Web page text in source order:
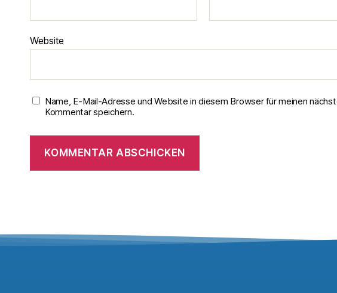
Website
Name, E-Mail-Adresse und Website in diesem Browser für meinen
Kommentar speichern.